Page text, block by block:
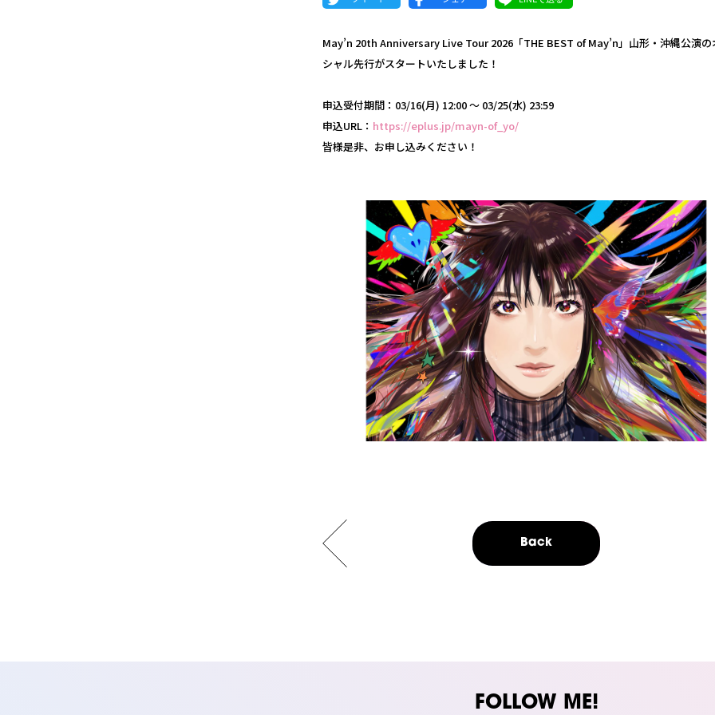
May’n 20th Anniversary Live Tour 2026「THE BEST of May’n」山形・沖縄公演の
シャル先行がスタートいたしました！
申込受付期間：03/16(月) 12:00 ～ 03/25(水) 23:59
申込URL： https://eplus.jp/mayn-of_yo/
皆様是非、お申し込みください！
Back
FOLLOW ME!